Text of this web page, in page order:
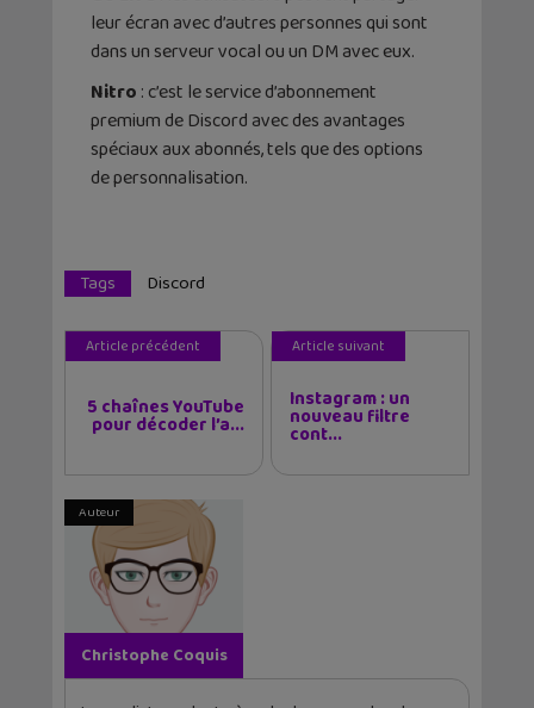
leur écran avec d’autres personnes qui sont
dans un serveur vocal ou un DM avec eux.
Nitro : c’est le service d’abonnement
premium de Discord avec des avantages
spéciaux aux abonnés, tels que des options
de personnalisation.
Tags Discord
Article précédent
5 chaînes YouTube
pour décoder l’a...
Article suivant
Instagram : un
nouveau filtre
cont...
Auteur
Christophe Coquis